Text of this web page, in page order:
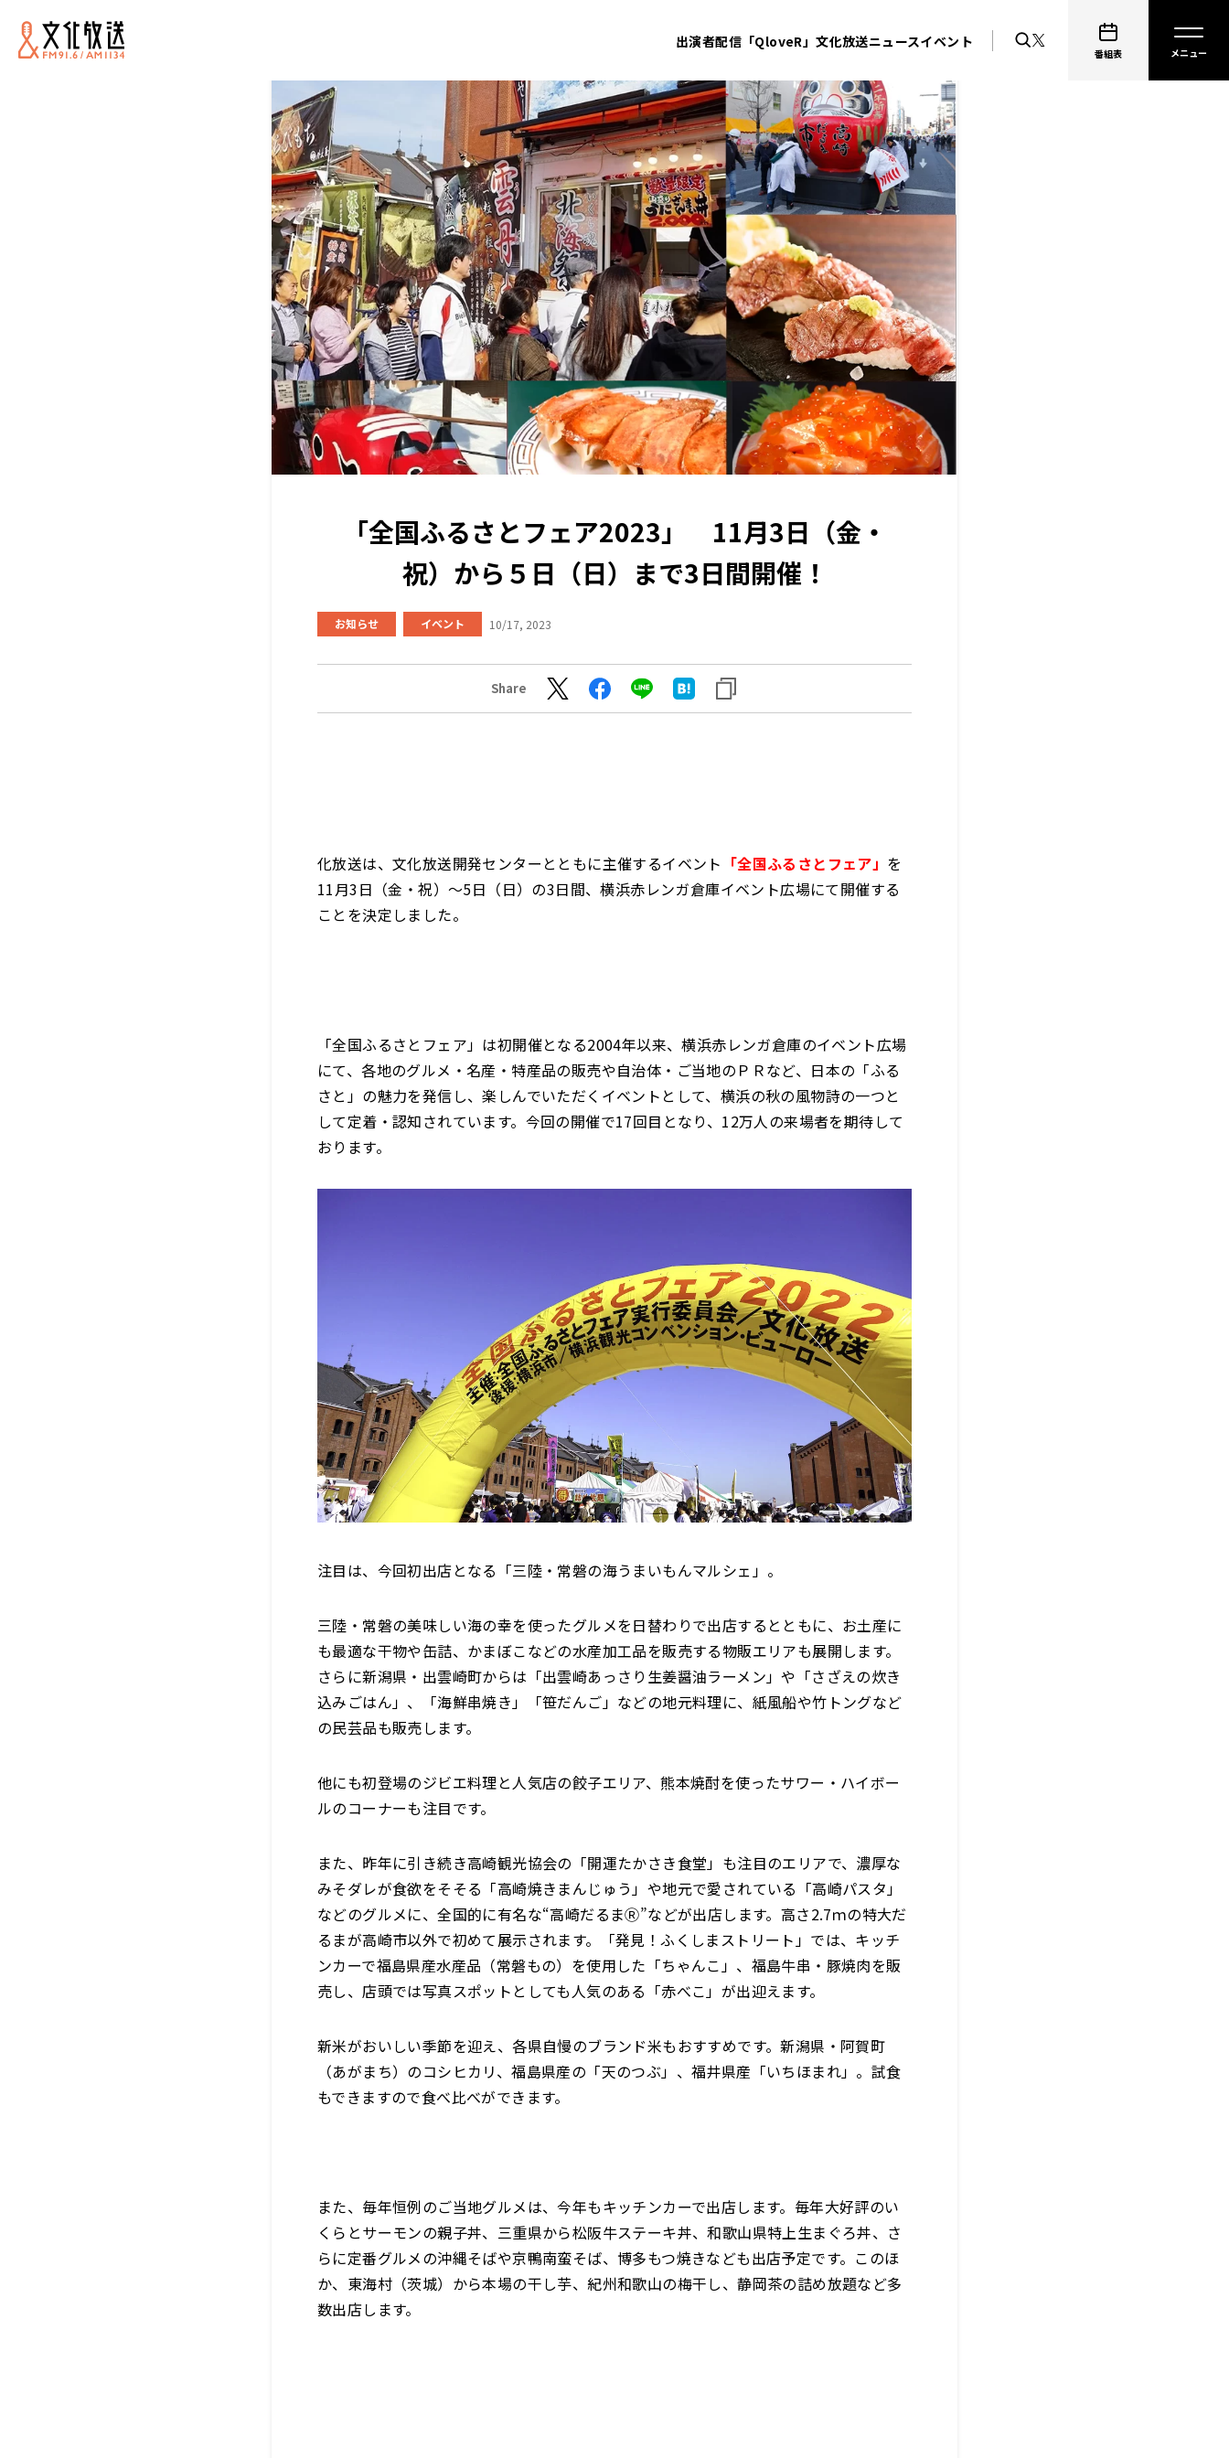
出演者配信「QloveR」文化放送ニュースイベント
番組表
「全国ふるさとフェア2023」 11月3日（金・
祝）から５日（日）まで3日間開催！
お知らせ イベント 10/17, 2023
Share
化放送は、文化放送開発センターとともに主催するイベント 「全国ふるさとフェア」 を
11月3日（金・祝）～5日（日）の3日間、横浜赤レンガ倉庫イベント広場にて開催する
ことを決定しました。
「全国ふるさとフェア」は初開催となる2004年以来、横浜赤レンガ倉庫のイベント広場
にて、各地のグルメ・名産・特産品の販売や自治体・ご当地のＰＲなど、日本の「ふる
さと」の魅力を発信し、楽しんでいただくイベントとして、横浜の秋の風物詩の一つと
して定着・認知されています。今回の開催で17回目となり、12万人の来場者を期待して
おります。
注目は、今回初出店となる「三陸・常磐の海うまいもんマルシェ」。
三陸・常磐の美味しい海の幸を使ったグルメを日替わりで出店するとともに、お土産に
も最適な干物や缶詰、かまぼこなどの水産加工品を販売する物販エリアも展開します。
さらに新潟県・出雲崎町からは「出雲崎あっさり生姜醤油ラーメン」や「さざえの炊き
込みごはん」、「海鮮串焼き」「笹だんご」などの地元料理に、紙風船や竹トングなど
の民芸品も販売します。
他にも初登場のジビエ料理と人気店の餃子エリア、熊本焼酎を使ったサワー・ハイボー
ルのコーナーも注目です。
また、昨年に引き続き高崎観光協会の「開運たかさき食堂」も注目のエリアで、濃厚な
みそダレが食欲をそそる「高崎焼きまんじゅう」や地元で愛されている「高崎パスタ」
などのグルメに、全国的に有名な“高崎だるまⓇ”などが出店します。高さ2.7ｍの特大だ
るまが高崎市以外で初めて展示されます。「発見！ふくしまストリート」では、キッチ
ンカーで福島県産水産品（常磐もの）を使用した「ちゃんこ」、福島牛串・豚焼肉を販
売し、店頭では写真スポットとしても人気のある「赤べこ」が出迎えます。
新米がおいしい季節を迎え、各県自慢のブランド米もおすすめです。新潟県・阿賀町
（あがまち）のコシヒカリ、福島県産の「天のつぶ」、福井県産「いちほまれ」。試食
もできますので食べ比べができます。
また、毎年恒例のご当地グルメは、今年もキッチンカーで出店します。毎年大好評のい
くらとサーモンの親子丼、三重県から松阪牛ステーキ丼、和歌山県特上生まぐろ丼、さ
らに定番グルメの沖縄そばや京鴨南蛮そば、博多もつ焼きなども出店予定です。このほ
か、東海村（茨城）から本場の干し芋、紀州和歌山の梅干し、静岡茶の詰め放題など多
数出店します。